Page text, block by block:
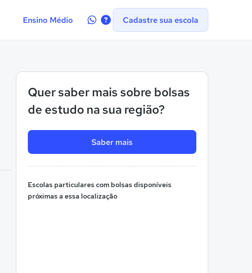
Ensino Médio
Contate-Cadastre sua escola
Quer saber mais sobre bolsas
de estudo na sua região?
Saber mais
Escolas particulares com bolsas disponíveis
próximas a essa localização